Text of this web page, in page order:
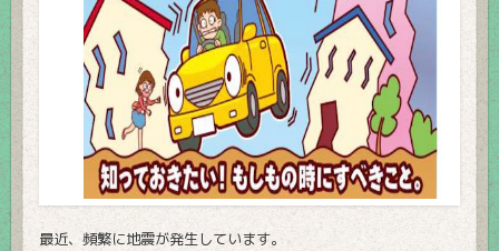
最近、頻繁に地震が発生しています。